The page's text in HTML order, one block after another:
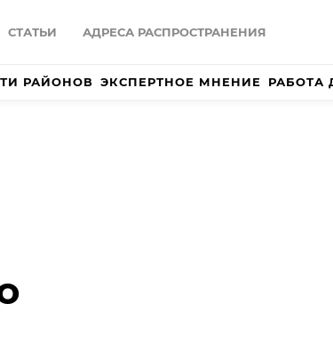
СТАТЬИ АДРЕСА РАСПРОСТРАНЕНИЯ
РАЙОНОВ ЭКСПЕРТНОЕ МНЕНИЕ РАБОТА